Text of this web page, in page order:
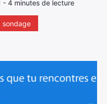
- 4 minutes de lecture
sondage